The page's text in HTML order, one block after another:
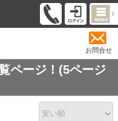
お問合せ
ページ！(5ページ